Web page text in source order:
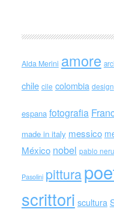
Alda Merini amore
chile cile colombia design
espana fotografia
made in italy messico
México nobel pablo
Pasolini pittura
scrittori scultura